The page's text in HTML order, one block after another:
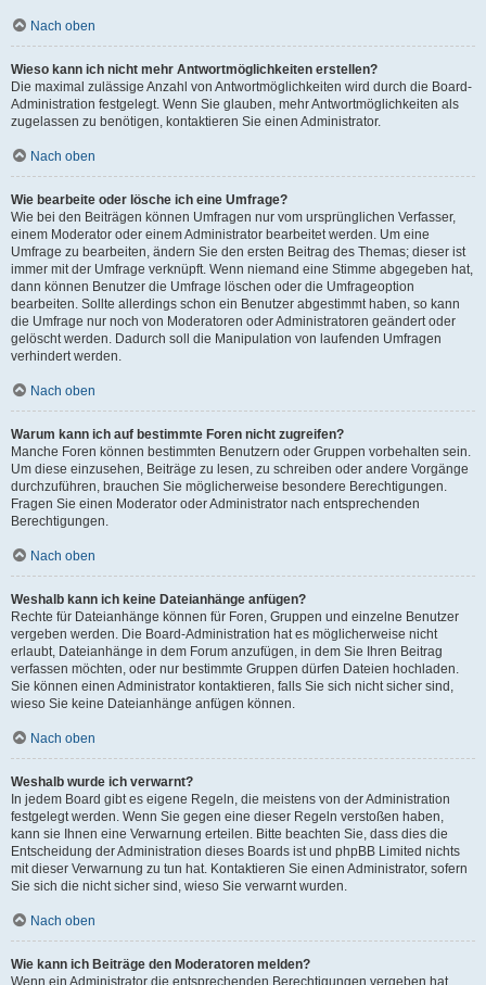
Nach oben
Wieso kann ich nicht mehr Antwortmöglichkeiten erstellen?
Die maximal zulässige Anzahl von Antwortmöglichkeiten wird durch die Board-
Administration festgelegt. Wenn Sie glauben, mehr Antwortmöglichkeiten als
zugelassen zu benötigen, kontaktieren Sie einen Administrator.
Nach oben
Wie bearbeite oder lösche ich eine Umfrage?
Wie bei den Beiträgen können Umfragen nur vom ursprünglichen Verfasser,
einem Moderator oder einem Administrator bearbeitet werden. Um eine
Umfrage zu bearbeiten, ändern Sie den ersten Beitrag des Themas; dieser ist
immer mit der Umfrage verknüpft. Wenn niemand eine Stimme abgegeben hat,
dann können Benutzer die Umfrage löschen oder die Umfrageoption
bearbeiten. Sollte allerdings schon ein Benutzer abgestimmt haben, so kann
die Umfrage nur noch von Moderatoren oder Administratoren geändert oder
gelöscht werden. Dadurch soll die Manipulation von laufenden Umfragen
verhindert werden.
Nach oben
Warum kann ich auf bestimmte Foren nicht zugreifen?
Manche Foren können bestimmten Benutzern oder Gruppen vorbehalten sein.
Um diese einzusehen, Beiträge zu lesen, zu schreiben oder andere Vorgänge
durchzuführen, brauchen Sie möglicherweise besondere Berechtigungen.
Fragen Sie einen Moderator oder Administrator nach entsprechenden
Berechtigungen.
Nach oben
Weshalb kann ich keine Dateianhänge anfügen?
Rechte für Dateianhänge können für Foren, Gruppen und einzelne Benutzer
vergeben werden. Die Board-Administration hat es möglicherweise nicht
erlaubt, Dateianhänge in dem Forum anzufügen, in dem Sie Ihren Beitrag
verfassen möchten, oder nur bestimmte Gruppen dürfen Dateien hochladen.
Sie können einen Administrator kontaktieren, falls Sie sich nicht sicher sind,
wieso Sie keine Dateianhänge anfügen können.
Nach oben
Weshalb wurde ich verwarnt?
In jedem Board gibt es eigene Regeln, die meistens von der Administration
festgelegt werden. Wenn Sie gegen eine dieser Regeln verstoßen haben,
kann sie Ihnen eine Verwarnung erteilen. Bitte beachten Sie, dass dies die
Entscheidung der Administration dieses Boards ist und phpBB Limited nichts
mit dieser Verwarnung zu tun hat. Kontaktieren Sie einen Administrator, sofern
Sie sich die nicht sicher sind, wieso Sie verwarnt wurden.
Nach oben
Wie kann ich Beiträge den Moderatoren melden?
Wenn ein Administrator die entsprechenden Berechtigungen vergeben hat,